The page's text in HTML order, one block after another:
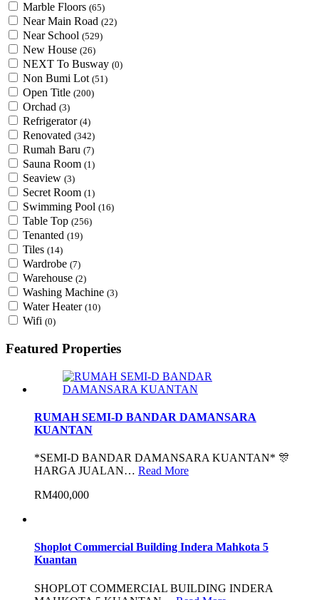
Marble Floors (65)
Near Main Road (22)
Near School (529)
New House (26)
NEXT To Busway (0)
Non Bumi Lot (51)
Open Title (200)
Orchad (3)
Refrigerator (4)
Renovated (342)
Rumah Baru (7)
Sauna Room (1)
Seaview (3)
Secret Room (1)
Swimming Pool (16)
Table Top (256)
Tenanted (19)
Tiles (14)
Wardrobe (7)
Warehouse (2)
Washing Machine (3)
Water Heater (10)
Wifi (0)
Featured Properties
RUMAH SEMI-D BANDAR DAMANSARA
KUANTAN
*SEMI-D BANDAR DAMANSARA KUANTAN* 🎊
HARGA JUALAN… Read More
RM400,000
Shoplot Commercial Building Indera Mahkota 5
Kuantan
SHOPLOT COMMERCIAL BUILDING INDERA